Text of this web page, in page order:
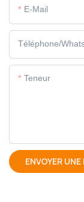
E-Mail
Téléphone/
Teneur
ENVOYER